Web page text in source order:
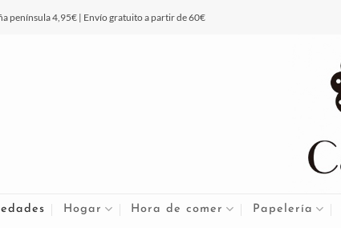
península 4,95€ | Envío gratuito a partir de 60€
Hogar Hora de comer Papelería